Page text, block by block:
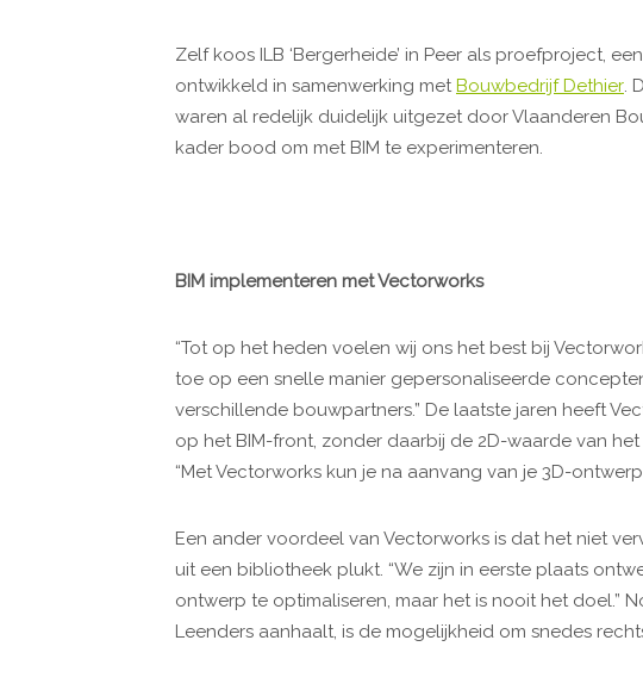
Zelf koos ILB ‘Bergerheide’ in Peer als proefproject,
ontwikkeld in samenwerking metBouwbedrijf Dethier.
waren al redelijk duidelijk uitgezet door Vlaanderen
kader bood om met BIM te experimenteren.
BIM implementeren met Vectorworks
“Tot op het heden voelen wij ons het best bij
toe op een snelle manier gepersonaliseerde
verschillende bouwpartners.” De laatste jaren heeft
op het BIM-front, zonder daarbij de 2D-waarde van
“Met Vectorworks kun je na aanvang van je 3D-
Een ander voordeel van Vectorworks is dat het niet
uit een bibliotheek plukt. “We zijn in eerste plaats
ontwerp te optimaliseren, maar het is nooit het doel.”
Leenders aanhaalt, is de mogelijkheid om snedes